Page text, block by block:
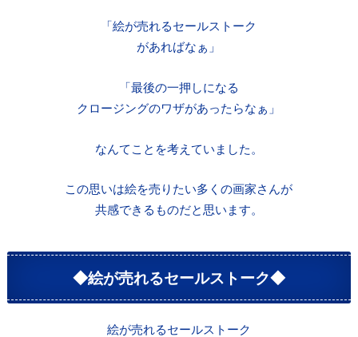
「絵が売れるセールストーク
があればなぁ」
「最後の一押しになる
クロージングのワザがあったらなぁ」
なんてことを考えていました。
この思いは絵を売りたい多くの画家さんが
共感できるものだと思います。
◆絵が売れるセールストーク◆
絵が売れるセールストーク